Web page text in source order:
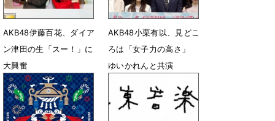
AKB48伊藤百花、ダイア
ン津田の生「スー！」に
大興奮
8月2日 07時02分
AKB48小栗有以、見どこ
ろは「女子力の高さ」
ゆいかれんと共演